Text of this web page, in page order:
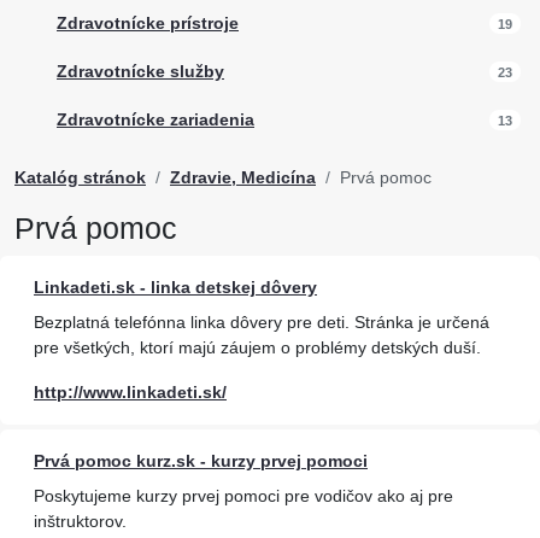
Zdravotnícke prístroje 19
Zdravotnícke služby 23
Zdravotnícke zariadenia 13
Katalóg stránok Zdravie, Medicína Prvá pomoc
Prvá pomoc
Linkadeti.sk - linka detskej dôvery
Bezplatná telefónna linka dôvery pre deti. Stránka je určená
pre všetkých, ktorí majú záujem o problémy detských duší.
http://www.linkadeti.sk/
Prvá pomoc kurz.sk - kurzy prvej pomoci
Poskytujeme kurzy prvej pomoci pre vodičov ako aj pre
inštruktorov.